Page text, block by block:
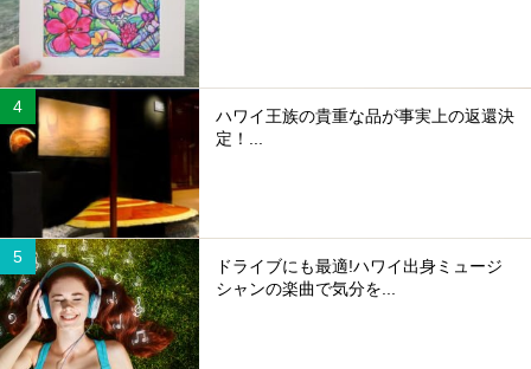
ハワイ王族の貴重な品が事実上の返還決
定！...
ドライブにも最適!ハワイ出身ミュージ
シャンの楽曲で気分を...